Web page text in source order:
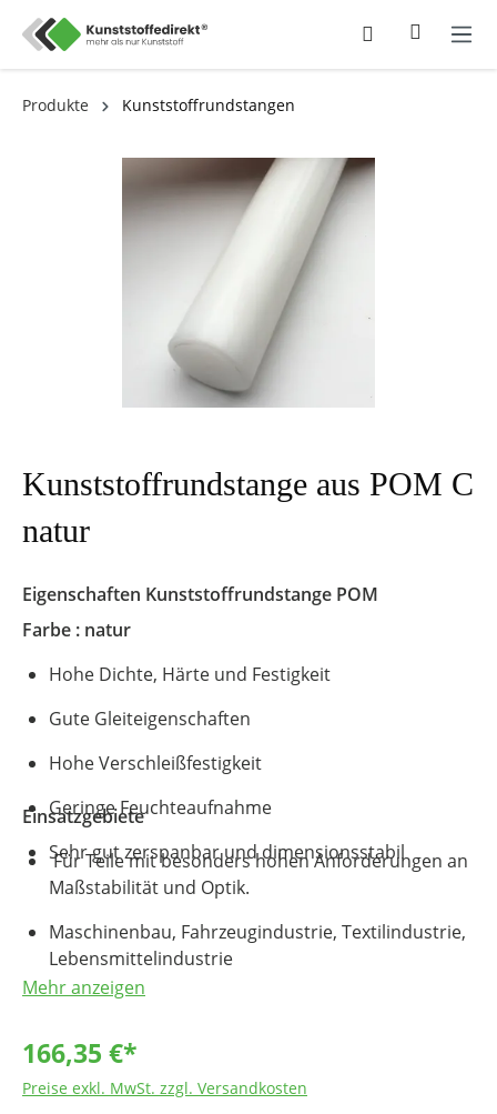
Produkte Kunststoffrundstangen
Kunststoffrundstange aus POM C
natur
Eigenschaften Kunststoffrundstange POM
Farbe : natur
Hohe Dichte, Härte und Festigkeit
Gute Gleiteigenschaften
Hohe Verschleißfestigkeit
Geringe Feuchteaufnahme
Sehr gut zerspanbar und dimensionsstabil
Einsatzgebiete
Für Teile mit besonders hohen Anforderungen an
Maßstabilität und Optik.
Maschinenbau, Fahrzeugindustrie, Textilindustrie,
Lebensmittelindustrie
Zahnräder, Zählwerksteile, Steuerscheiben,
Pumpenteile, Ventilkörper, Schnappelemente,
Lagerkäfige
Mehr anzeigen
166,35 €*
Preise exkl. MwSt. zzgl. Versandkosten